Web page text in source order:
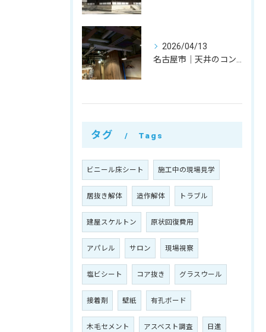
2026/04/13
名古屋市｜天井のコンクリートが落ちてきた！水漏れによる剥がれ（剥落）箇所の夜間ハツリ撤去事例
タグ Tags
ビニール床シート 施工中の現場見学
居抜き解体 造作解体 トラブル
建屋スケルトン 原状回復費用
アパレル サロン 現場視察
塩ビシート コア抜き グラスウール
接着剤 壁紙 有孔ボード
木毛セメント アスベスト調査 日進